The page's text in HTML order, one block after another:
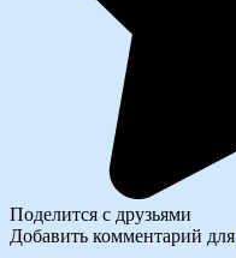
Поделится с друзьями
Добавить комментарий для